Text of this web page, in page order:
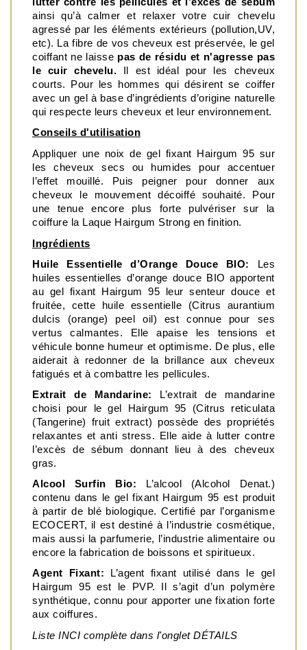
ainsi qu’à calmer et relaxer votre cuir chevelu
agressé par les éléments extérieurs (pollution,UV,
etc). La fibre de vos cheveux est préservée, le gel
coiffant ne laisse pas de résidu et n'agresse pas
le cuir chevelu. Il est idéal pour les cheveux
courts. Pour les hommes qui désirent se coiffer
avec un gel à base d’ingrédients d’origine naturelle
qui respecte leurs cheveux et leur environnement.
Conseils d'utilisation
Appliquer une noix de gel fixant Hairgum 95 sur
les cheveux secs ou humides pour accentuer
l’effet mouillé. Puis peigner pour donner aux
cheveux le mouvement décoiffé souhaité. Pour
une tenue encore plus forte pulvériser sur la
coiffure la Laque Hairgum Strong en finition.
Ingrédients
Huile Essentielle d’Orange Douce BIO:
Les
huiles essentielles d’orange douce BIO apportent
au gel fixant Hairgum 95 leur senteur douce et
fruitée, cette huile essentielle (Citrus aurantium
dulcis (orange) peel oil) est connue pour ses
vertus calmantes. Elle apaise les tensions et
véhicule bonne humeur et optimisme. De plus, elle
aiderait à redonner de la brillance aux cheveux
fatigués et à combattre les pellicules.
Extrait de Mandarine:
L’extrait de mandarine
choisi pour le gel Hairgum 95 (Citrus reticulata
(Tangerine) fruit extract) possède des propriétés
relaxantes et anti stress. Elle aide à lutter contre
l’excès de sébum donnant lieu à des cheveux
gras.
Alcool Surfin Bio: L’alcool (Alcohol Denat.)
contenu dans le gel fixant Hairgum 95 est produit
à partir de blé biologique. Certifié par l’organisme
ECOCERT, il est destiné à l’industrie cosmétique,
mais aussi la parfumerie, l’industrie alimentaire ou
encore la fabrication de boissons et spiritueux.
Agent Fixant: L’agent fixant utilisé dans le gel
Hairgum 95 est le PVP. Il s’agit d’un polymère
synthétique, connu pour apporter une fixation forte
aux coiffures.
Liste INCI complète dans l'onglet DÉTAILS